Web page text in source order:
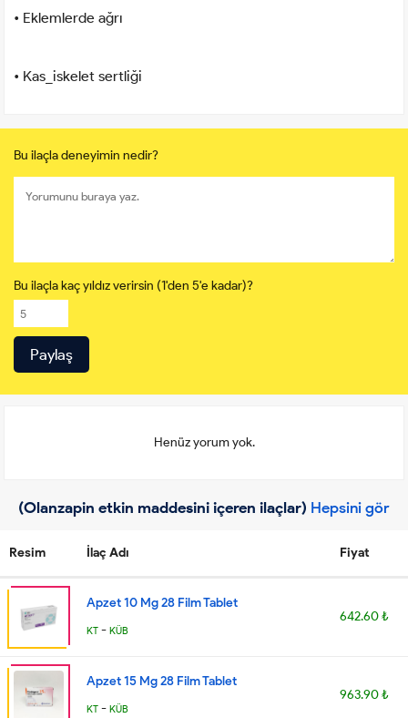
• Eklemlerde ağrı
• Kas_iskelet sertliği
Bu ilaçla deneyimin nedir?
Bu ilaçla kaç yıldız verirsin (1'den 5'e kadar)?
Henüz yorum yok.
(Olanzapin etkin maddesini içeren ilaçlar) Hepsini gör
Resim İlaç Adı Fiyat
Apzet 10 Mg 28 Film Tablet
KT - KÜB
642.60 ₺
Apzet 15 Mg 28 Film Tablet
KT - KÜB
963.90 ₺